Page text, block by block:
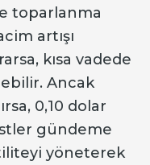
toparlanma
artışı
kısa vadede
Ancak
0,10 dolar
gündeme
yöneterek